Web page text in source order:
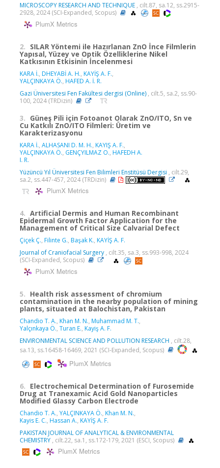
MICROSCOPY RESEARCH AND TECHNIQUE , cilt.87, sa.12, ss.2915-
2928, 2024 (SCI-Expanded, Scopus)
PlumX Metrics
2. SILAR Yöntemi ile Hazırlanan ZnO İnce Filmlerin
Yapısal, Yüzey ve Optik Özelliklerine Nikel
Katkısının Etkisinin İncelenmesi
KARA İ., DHEYABİ A. H., KAYİŞ A. F.,
YALÇINKAYA Ö., HAFED A. İ. R.
Gazi Üniversitesi Fen Fakültesi dergisi (Online) , cilt.5, sa.2, ss.90-
100, 2024 (TRDizin)
3. Güneş Pili için Fotoanot Olarak ZnO/ITO, Sn ve
Cu Katkılı ZnO/ITO Filmleri: Üretim ve
Karakterizasyonu
KARA İ., ALHASANI D. M. H., KAYIŞ A. F.,
YALÇINKAYA Ö., GENÇYILMAZ O., HAFEDH A.
I. R.
Yüzüncü Yıl Üniversitesi Fen Bilimleri Enstitüsü Dergisi , cilt.29,
sa.2, ss.447-457, 2024 (TRDizin)
PlumX Metrics
4. Artificial Dermis and Human Recombinant
Epidermal Growth Factor Application for the
Management of Critical Size Calvarial Defect
Çiçek Ç., Filinte G., Başak K., KAYİŞ A. F.
Journal of Craniofacial Surgery , cilt.35, sa.3, ss.993-998, 2024
(SCI-Expanded, Scopus)
PlumX Metrics
5. Health risk assessment of chromium
contamination in the nearby population of mining
plants, situated at Balochistan, Pakistan
Chandio T. A., Khan M. N., Muhammad M. T.,
Yalçınkaya Ö., Turan E., Kayiş A. F.
ENVIRONMENTAL SCIENCE AND POLLUTION RESEARCH , cilt.28,
sa.13, ss.16458-16469, 2021 (SCI-Expanded, Scopus)
PlumX Metrics
6. Electrochemical Determination of Furosemide
Drug at Tranexamic Acid Gold Nanoparticles
Modified Glassy Carbon Electrode
Chandio T. A., YALÇINKAYA Ö., Khan M. N.,
Kayis E. C., Hassan A., KAYİŞ A. F.
PAKISTAN JOURNAL OF ANALYTICAL & ENVIRONMENTAL
CHEMISTRY , cilt.22, sa.1, ss.172-179, 2021 (ESCI, Scopus)
PlumX Metrics